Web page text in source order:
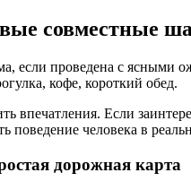
совместные
если проведена с
кофе, короткий обед.
впечатления. Если
поведение человека в
дорожная карта